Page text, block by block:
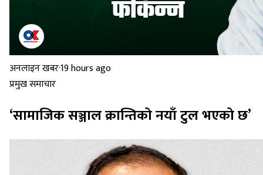
अनलाइन खबर·19 hours ago
प्रमुख समाचार
‘सामाजिक सञ्जाल क्रान्तिको नयाँ टुल भएको छ’